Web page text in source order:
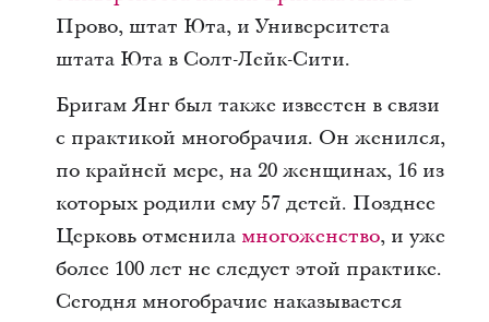
Прово, штат Юта, и Университета
штата Юта в Солт-Лейк-Сити.
Бригам Янг был также известен в связи
с практикой многобрачия. Он женился,
по крайней мере, на 20 женщинах, 16 из
которых родили ему 57 детей. Позднее
Церковь отменила многоженство, и уже
более 100 лет не следует этой практике.
Сегодня многобрачие наказывается